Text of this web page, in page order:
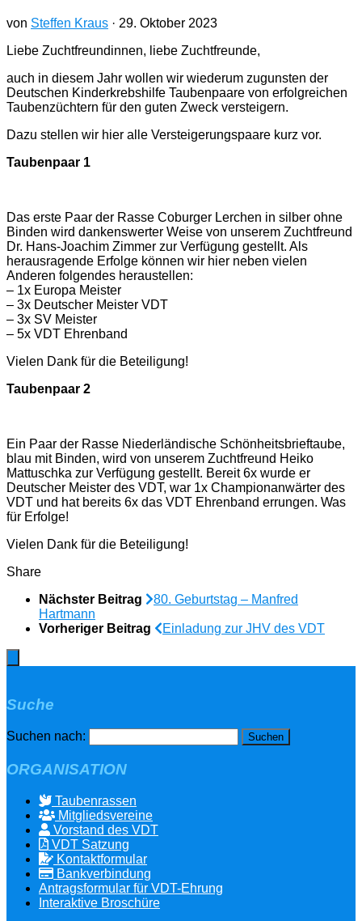
von Steffen Kraus · 29. Oktober 2023
Liebe Zuchtfreundinnen, liebe Zuchtfreunde,
auch in diesem Jahr wollen wir wiederum zugunsten der
Deutschen Kinderkrebshilfe Taubenpaare von erfolgreichen
Taubenzüchtern für den guten Zweck versteigern.
Dazu stellen wir hier alle Versteigerungspaare kurz vor.
Taubenpaar 1
Das erste Paar der Rasse Coburger Lerchen in silber ohne
Binden wird dankenswerter Weise von unserem Zuchtfreund
Dr. Hans-Joachim Zimmer zur Verfügung gestellt. Als
herausragende Erfolge können wir hier neben vielen
Anderen folgendes heraustellen:
– 1x Europa Meister
– 3x Deutscher Meister VDT
– 3x SV Meister
– 5x VDT Ehrenband
Vielen Dank für die Beteiligung!
Taubenpaar 2
Ein Paar der Rasse Niederländische Schönheitsbrieftaube,
blau mit Binden, wird von unserem Zuchtfreund Heiko
Mattuschka zur Verfügung gestellt. Bereit 6x wurde er
Deutscher Meister des VDT, war 1x Championanwärter des
VDT und hat bereits 6x das VDT Ehrenband errungen. Was
für Erfolge!
Vielen Dank für die Beteiligung!
Share
Nächster Beitrag
80. Geburtstag – Manfred
Hartmann
Vorheriger Beitrag
Einladung zur JHV des VDT
Suche
Suchen nach:
ORGANISATION
Taubenrassen
Mitgliedsvereine
Vorstand des VDT
VDT Satzung
Kontaktformular
Bankverbindung
Antragsformular für VDT-Ehrung
Interaktive Broschüre